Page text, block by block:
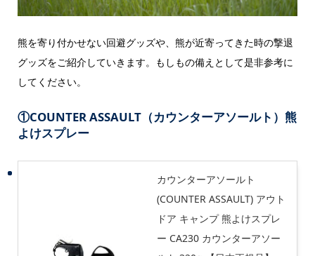
熊を寄り付かせない回避グッズや、熊が近寄ってきた時の撃退
グッズをご紹介していきます。もしもの備えとして是非参考に
してください。
①COUNTER ASSAULT（カウンターアソールト）熊
よけスプレー
カウンターアソールト
(COUNTER ASSAULT) アウト
ドア キャンプ 熊よけスプレ
ー CA230 カウンターアソー